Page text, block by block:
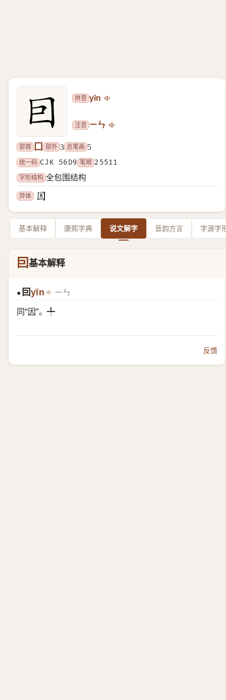
拼音 yīn
注音 ㄧㄣ
部首 囗 部外 3 总笔画 5
统一码 CJK 56D9 笔顺 25511
字形结构 全包围结构
异体
基本解释 康熙字典 说文解字 音韵方言 字源字
囙基本解释
● 囙yīn ㄧㄣ
同“因”。╇
反馈